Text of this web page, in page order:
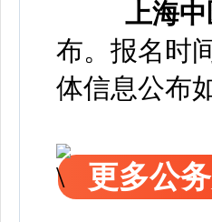
上海
布。 报名时
体信息公布
更多公